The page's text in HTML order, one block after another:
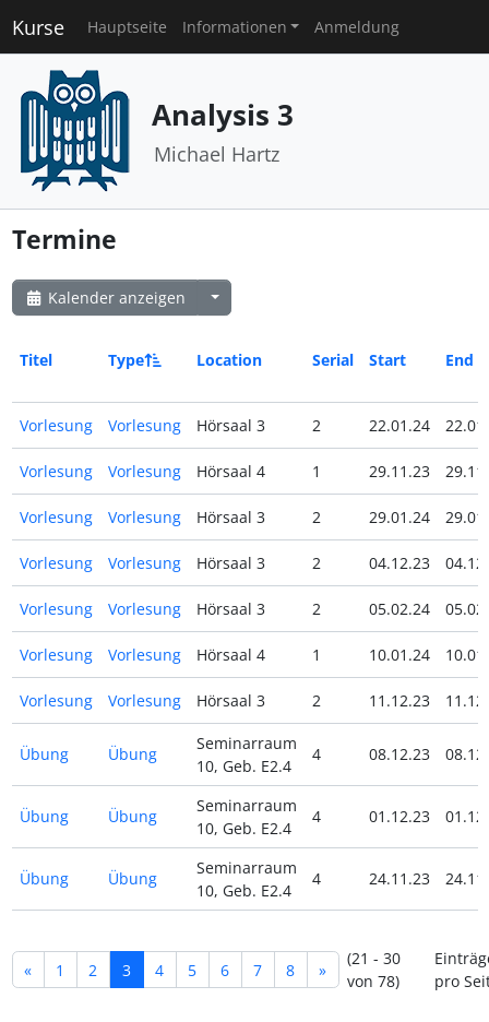
Kurse Hauptseite Informationen Anmeldung
Analysis 3
Michael Hartz
Termine
Kalender anzeigen
Titel Type Location Serial Start End
Vorlesung Vorlesung Hörsaal 3 2 22.01.24
Vorlesung Vorlesung Hörsaal 4 1 29.11.23
Vorlesung Vorlesung Hörsaal 3 2 29.01.24
Vorlesung Vorlesung Hörsaal 3 2 04.12.23
Vorlesung Vorlesung Hörsaal 3 2 05.02.24
Vorlesung Vorlesung Hörsaal 4 1 10.01.24
Vorlesung Vorlesung Hörsaal 3 2 11.12.23
Übung Übung
Seminarraum
10, Geb. E2.4
4 08.12.23
Übung Übung
Seminarraum
10, Geb. E2.4
4 01.12.23
Übung Übung
Seminarraum
10, Geb. E2.4
4 24.11.23
« 1 2 3 4 5 6 7 8 »
(21 - 30
von 78)
pro